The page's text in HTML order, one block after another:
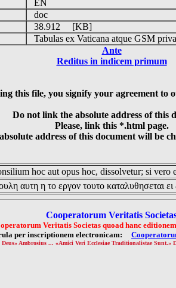
EN
doc
38.912 [KB]
Tabulas ex Vaticana atque GSM
Ante
Reditus in indicem primum
this file, you signify your agreement to
Do not link the absolute address of this
Please, link this *.html page.
address of this document will be
hoc aut opus hoc, dissolvetur; si vero
αυτη η το εργον τουτο καταλυθησεται
Cooperatorum Veritatis
Veritatis Societas quoad hanc
per inscriptionem electronicam:
Ambrosius ... «Amici Veri Ecclesiae Traditionalistae Sunt.»